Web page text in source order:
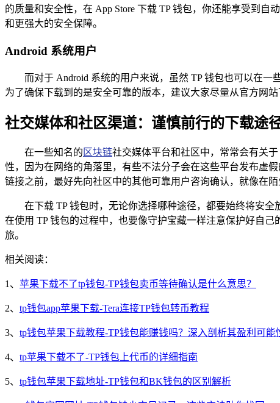
的质量和安全性，在 App Store 下载 TP 钱包，你还能享受到
和更强大的安全保障。
Android 系统用户
而对于 Android 系统的用户来说，虽然 TP 钱包也可以在
为了确保下载到的是安全可靠的版本，建议大家尽量从官方网
社交媒体和社区渠道：谨慎前行的下载途
在一些知名的 区块链社交媒体平台和社区中，常常会有关
性，因为在网络的角落里，有些不法分子会在这些平台发布虚
链接之前，最好先向社区中的其他可靠用户咨询确认，就像在
在下载 TP 钱包时，无论你选择哪种途径，都要始终将安
在使用 TP 钱包的过程中，也要像守护宝藏一样注意保护好自
旅。
相关阅读：
1、 苹果下载不了tp钱包-TP钱包卖币等待确认是什么意思？
2、 tp钱包app苹果下载-Tera连接TP钱包转币教程
3、 tp钱包苹果下载教程-TP钱包能赚钱吗？深入剖析其盈利可能
4、 tp苹果下载不了-TP钱包上代币的详细指南
5、 tp钱包苹果下载地址-TP钱包和BK钱包的区别解析